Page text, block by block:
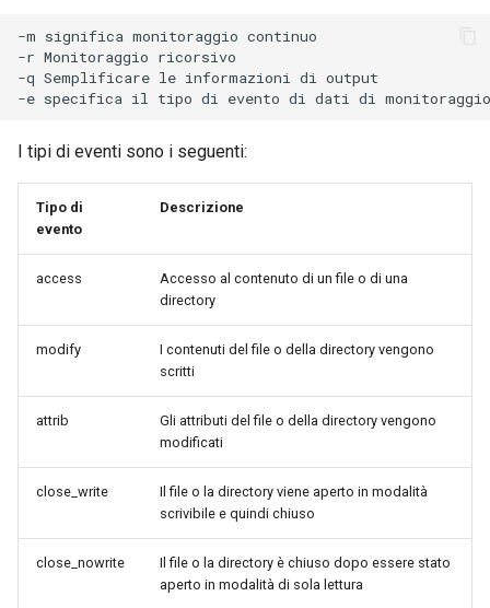
-m significa monitoraggio continuo
-r Monitoraggio ricorsivo
-q Semplificare le informazioni di output
I tipi di eventi sono i seguenti:
Tipo di
evento
Descrizione
access
Accesso al contenuto di un file o di una
directory
modify
I contenuti del file o della directory vengono
scritti
attrib
Gli attributi del file o della directory vengono
modificati
close_write
Il file o la directory viene aperto in modalità
scrivibile e quindi chiuso
close_nowrite
Il file o la directory è chiuso dopo essere stato
aperto in modalità di sola lettura